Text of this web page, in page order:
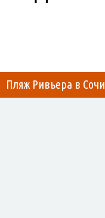
Пляж Ривьера в Сочи